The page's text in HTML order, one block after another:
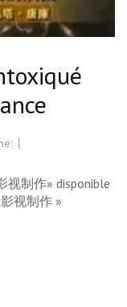
视制作» disponible
视制作 »